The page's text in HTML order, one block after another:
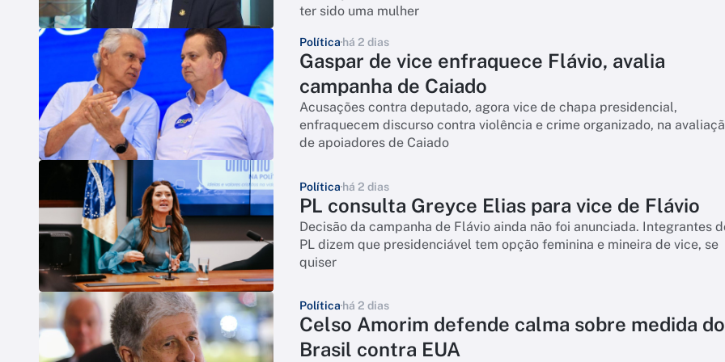
ter sido uma mulher
Política há 2 dias
Gaspar de vice enfraquece Flávio, avalia
campanha de Caiado
Acusações contra deputado, agora vice de chapa presidencial,
enfraquecem discurso contra violência e crime organizado, na
de apoiadores de Caiado
Política há 2 dias
PL consulta Greyce Elias para vice de Flávio
Decisão da campanha de Flávio ainda não foi anunciada. Integrantes
PL dizem que presidenciável tem opção feminina e mineira de vice, se
quiser
Política há 2 dias
Celso Amorim defende calma sobre medida do
Brasil contra EUA